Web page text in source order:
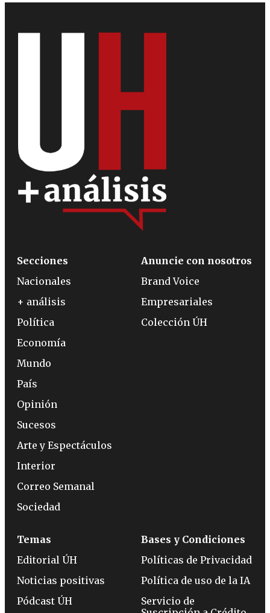
Secciones
Nacionales
+ análisis
Política
Economía
Mundo
País
Opinión
Sucesos
Arte y Espectáculos
Interior
Correo Semanal
Sociedad
Anuncie con nosotros
Brand Voice
Empresariales
Colección ÚH
Temas
Editorial ÚH
Noticias positivas
Pódcast ÚH
Bases y Condiciones
Políticas de Privacidad
Política de uso de la IA
Servicio de